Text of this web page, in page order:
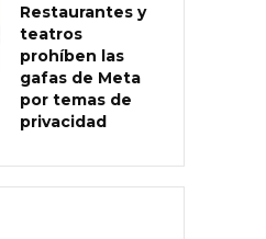
Restaurantes y
teatros
prohíben las
gafas de Meta
por temas de
privacidad